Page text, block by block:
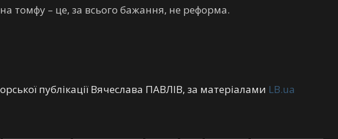
томфу – це, за всього бажання, не реформа.
публікації Вячеслава ПАВЛІВ, за матеріалами LB.ua